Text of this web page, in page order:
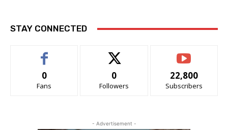
STAY CONNECTED
0
Fans
0
Followers
22,800
Subscribers
- Advertisement -